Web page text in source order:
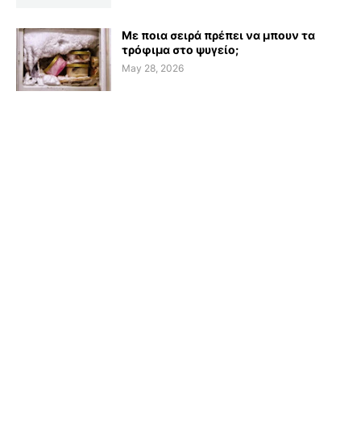
Με ποια σειρά πρέπει να μπουν τα
τρόφιμα στο ψυγείο;
May 28, 2026